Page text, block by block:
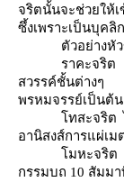
จริตนั้นจะช่วยให้
ซึ้งเพราะเป็นบุค
ตัวอย่างหั
ราคะจริ
สวรรค์ชั้นต่างๆ
พรหมจรรย์เป็นต้น
ทสะจริต
อานิสงส์การแผ่เ
มหะจริต
กรรมบถ 10 สัมม